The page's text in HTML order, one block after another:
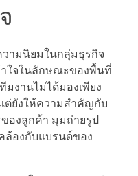
ามนิยมในกลุ่มธุรกิจ
าใจในลักษณะของพื้นที่
มงานไม่ได้มองเพียง
ต่ยังให้ความสำคัญกับ
องลูกค้า มุมถ่ายรูป
ล้องกับแบรนด์ของ